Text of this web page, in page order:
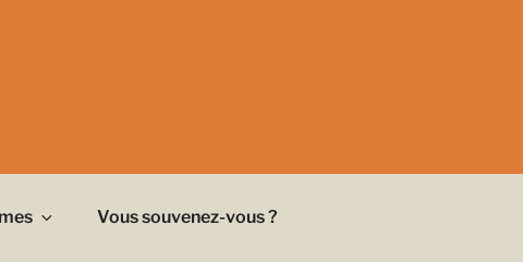
Vous souvenez-vous ?